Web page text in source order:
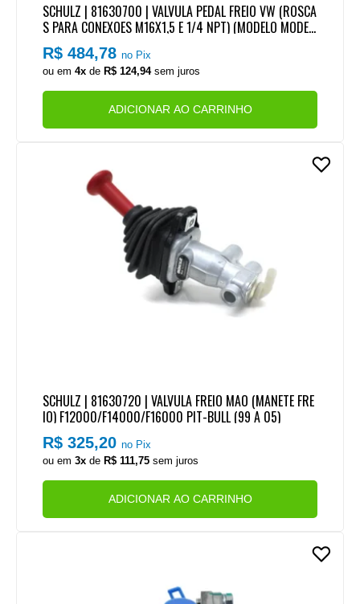
SCHULZ | 81630700 | VALVULA PEDAL FREIO VW (ROSCA
S PARA CONEXOES M16X1,5 E 1/4 NPT) (MODELO MODER
NO COM COTOVELO)
R$ 484,78no Pix
ou em4x deR$ 124,94sem juros
ADICIONAR AO CARRINHO
SCHULZ | 81630720 | VALVULA FREIO MAO (MANETE FRE
IO) F12000/F14000/F16000 PIT-BULL (99 A 05)
R$ 325,20no Pix
ou em3x de R$ 111,75 sem juros
ADICIONAR AO CARRINHO